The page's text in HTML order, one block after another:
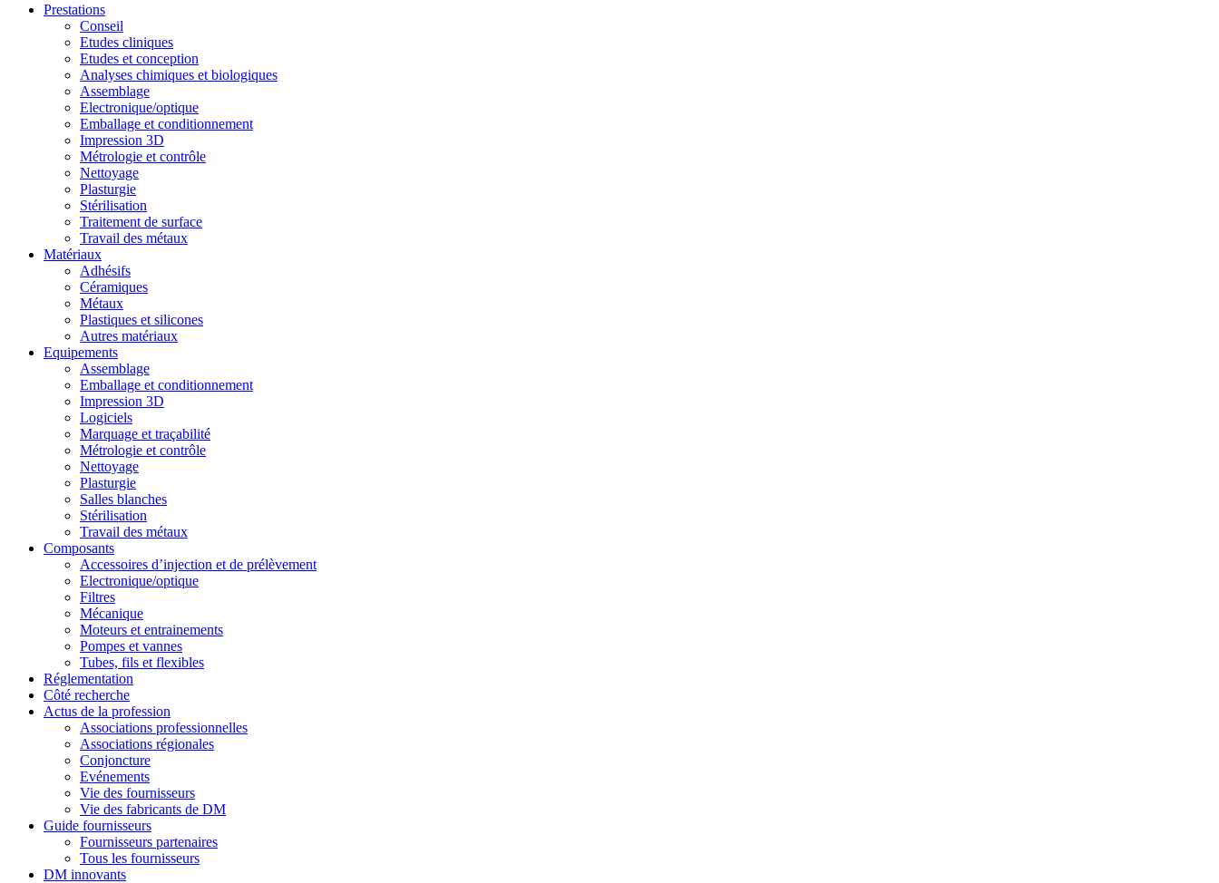
Prestations
Conseil
Etudes cliniques
Etudes et conception
Analyses chimiques et biologiques
Assemblage
Electronique/optique
Emballage et conditionnement
Impression 3D
Métrologie et contrôle
Nettoyage
Plasturgie
Stérilisation
Traitement de surface
Travail des métaux
Matériaux
Adhésifs
Céramiques
Métaux
Plastiques et silicones
Autres matériaux
Equipements
Assemblage
Emballage et conditionnement
Impression 3D
Logiciels
Marquage et traçabilité
Métrologie et contrôle
Nettoyage
Plasturgie
Salles blanches
Stérilisation
Travail des métaux
Composants
Accessoires d’injection et de prélèvement
Electronique/optique
Filtres
Mécanique
Moteurs et entrainements
Pompes et vannes
Tubes, fils et flexibles
Réglementation
Côté recherche
Actus de la profession
Associations professionnelles
Associations régionales
Conjoncture
Evénements
Vie des fournisseurs
Vie des fabricants de DM
Guide fournisseurs
Fournisseurs partenaires
Tous les fournisseurs
DM innovants